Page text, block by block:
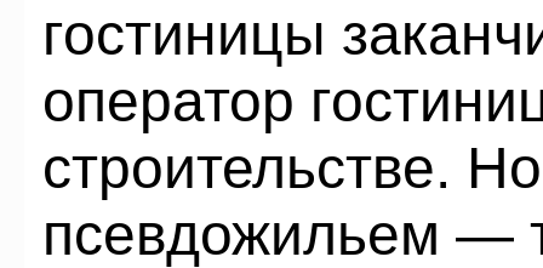
гостиницы
оператор
строительстве.
псевдожильем —